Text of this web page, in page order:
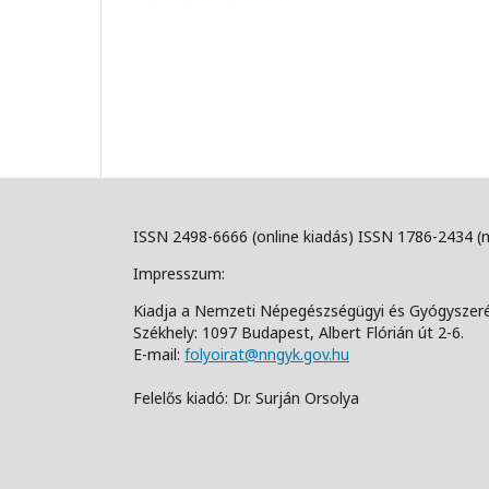
ISSN 2498-6666 (online kiadás) ISSN 1786-2434
Impresszum:
Kiadja a Nemzeti Népegészségügyi és
Székhely: 1097 Budapest, Albert Flórián út 2-6.
E-mail: folyoirat@nngyk.gov.hu
Felelős kiadó: Dr. Surján Orsolya